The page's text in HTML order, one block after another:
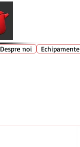
Despre noi Echipamente